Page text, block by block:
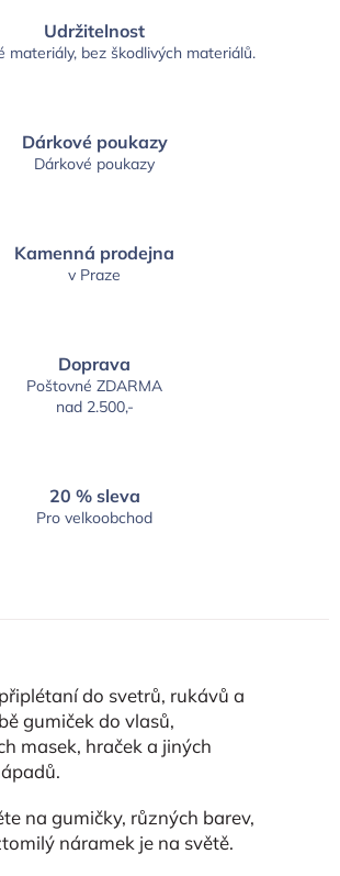
Udržitelnost
materiály, bez škodlivých materiálů.
Dárkové poukazy
Dárkové poukazy
Kamenná prodejna
v Praze
Doprava
Poštovné ZDARMA
nad 2.500,-
20 % sleva
Pro velkoobchod
do svetrů, rukávů a
gumiček do vlasů,
masek, hraček a jiných
na gumičky, různých barev,
náramek je na světě.